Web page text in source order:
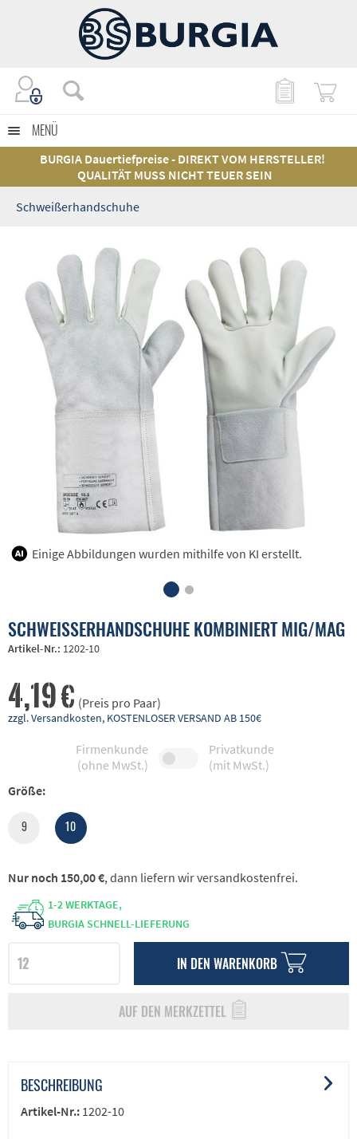
MENÜ
BURGIA Dauertiefpreise - DIREKT VOM HERSTELLER!
QUALITÄT MUSS NICHT TEUER SEIN
Schweißerhandschuhe
Einige Abbildungen wurden mithilfe von KI erstellt.
SCHWEISSERHANDSCHUHE KOMBINIERT MIG/MAG
Artikel-Nr.: 1202-10
4,19 € (Preis pro Paar)
zzgl. Versandkosten, KOSTENLOSER VERSAND AB 150€
Firmenkunde
(ohne MwSt.)
Privatkunde
(mit MwSt.)
Größe:
9 10
1-2 WERKTAGE,
BURGIA SCHNELL-LIEFERUNG
IN DEN WARENKORB
AUF DEN MERKZETTEL
Nur noch 150,00 €, dann liefern wir versandkostenfrei.
BESCHREIBUNG
Artikel-Nr.: 1202-10